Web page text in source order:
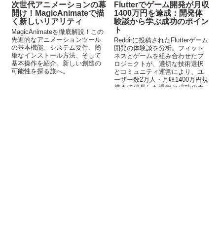
次世代アニメーションの幕
開け！MagicAnimateで描
く新しいリアリティ
MagicAnimateを徹底解説！この
先進的なアニメーションツール
の基本機能、システム要件、簡
単なインストール方法、そして
基本操作を紹介。新しい創造の
可能性を探る旅へ。
Flutterでゲーム開発が月収
1400万円を達成：開発体
験談から学ぶ成功のポイン
ト
Redditに投稿されたFlutterゲーム
開発の体験談を分析。フィット
ネスとゲームを組み合わせたプ
ロジェクトが、適切な技術選択
とコミュニティ運営により、ユ
ーザー数2万人・月収1400万円規
模まで成長した過程と成功のポ